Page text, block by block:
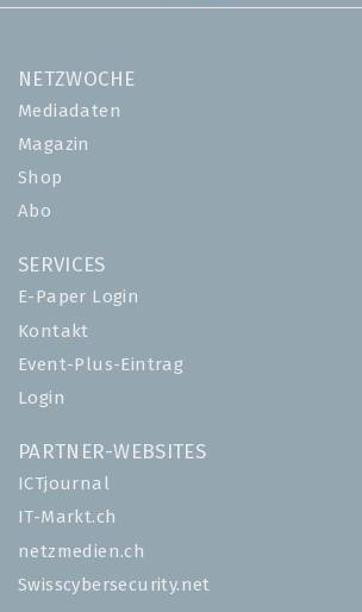
NETZWOCHE
Mediadaten
Magazin
Shop
Abo
SERVICES
E-Paper Login
Kontakt
Event-Plus-Eintrag
Login
PARTNER-WEBSITES
ICTjournal
IT-Markt.ch
netzmedien.ch
Swisscybersecurity.net